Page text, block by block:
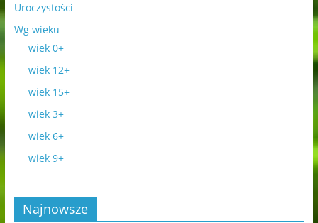
Uroczystości
Wg wieku
wiek 0+
wiek 12+
wiek 15+
wiek 3+
wiek 6+
wiek 9+
Najnowsze